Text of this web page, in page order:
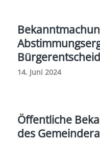
Bürgerentscheid
14. Juni 2024
Öffentliche
des